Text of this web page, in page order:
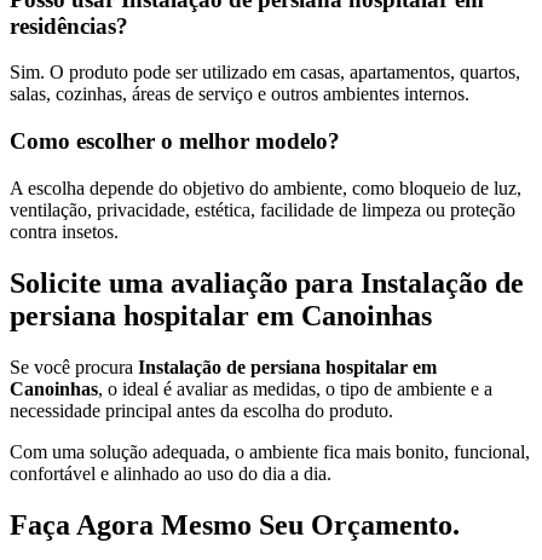
residências?
Sim. O produto pode ser utilizado em casas, apartamentos, quartos,
salas, cozinhas, áreas de serviço e outros ambientes internos.
Como escolher o melhor modelo?
A escolha depende do objetivo do ambiente, como bloqueio de luz,
ventilação, privacidade, estética, facilidade de limpeza ou proteção
contra insetos.
Solicite uma avaliação para Instalação de
persiana hospitalar em Canoinhas
Se você procura Instalação de persiana hospitalar em
Canoinhas, o ideal é avaliar as medidas, o tipo de ambiente e a
necessidade principal antes da escolha do produto.
Com uma solução adequada, o ambiente fica mais bonito, funcional,
confortável e alinhado ao uso do dia a dia.
Faça Agora Mesmo Seu Orçamento.